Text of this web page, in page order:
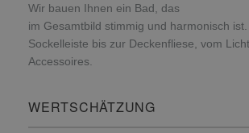
Wir bauen Ihnen ein Bad, das
im Gesamtbild stimmig und harmonisch
Sockelleiste bis zur Deckenfliese, vom
Accessoires.
WERTSCHÄTZUNG